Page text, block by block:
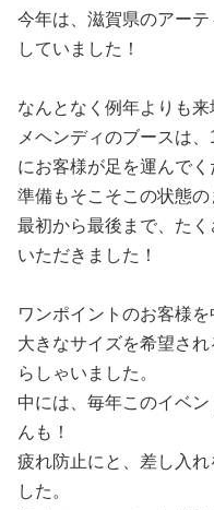
今年は、滋賀県のアー
していました！
なんとなく例年よりも来
メヘンディのブースは
にお客様が足を運んでく
準備もそこそこの状態の
最初から最後まで、た
いただきました！
ワンポイントのお客様を
大きなサイズを希望さ
らしゃいました。
中には、毎年このイベ
んも！
疲れ防止にと、差し入
した。